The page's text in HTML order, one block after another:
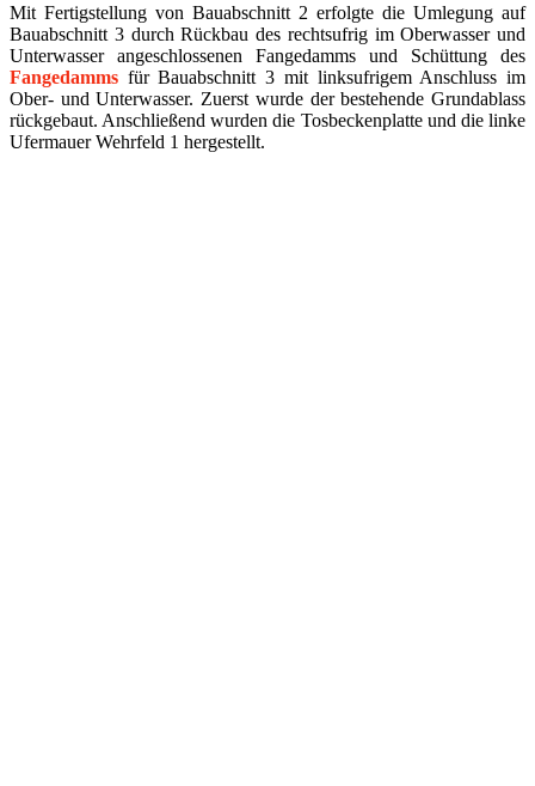
Mit Fertigstellung von Bauabschnitt 2 erfolgte die Umlegung auf
Bauabschnitt 3 durch Rückbau des rechtsufrig im Oberwasser und
Unterwasser angeschlossenen Fangedamms und Schüttung des
Fangedamms für Bauabschnitt 3 mit linksufrigem Anschluss im
Ober- und Unterwasser. Zuerst wurde der bestehende Grundablass
rückgebaut. Anschließend wurden die Tosbeckenplatte und die linke
Ufermauer Wehrfeld 1 hergestellt.